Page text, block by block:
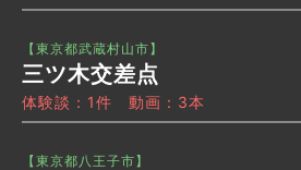
【東京都武蔵村山市】
三ツ木交差点
体験談：1件 動画：3本
【東京都八王子市】